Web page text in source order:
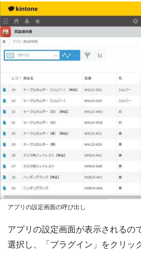
アプリの設定画面の呼び出し
アプリの設定画面が表示されるの
選択し、「プラグイン」をクリッ